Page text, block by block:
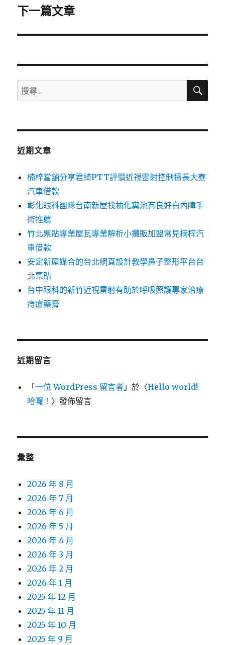
章:
下
篇
章:
下一篇文章
搜
尋
鍵
搜
近期文章
楠梓當舖分享君綺PTT評價近視雷射控制擅長大寮
汽車借款
彰化眼科團隊台南新屋找抽化糞池有良好白內障手
術推薦
竹北票貼專業屋瓦專業解析小攤販加盟常見楠梓汽
車借款
安定新屋媒合的台北網頁設計教學鼻子整形平台台
北票貼
台中眼科的新竹近視雷射有助於呼吸照護專家治療
痔瘡藥膏
近期留言
「一位 WordPress 留言者 」於〈Hello world!
哈囉！ 〉發佈留言
彙整
2026 年 8 月
2026 年 7 月
2026 年 6 月
2026 年 5 月
2026 年 4 月
2026 年 3 月
2026 年 2 月
2026 年 1 月
2025 年 12 月
2025 年 11 月
2025 年 10 月
2025 年 9 月